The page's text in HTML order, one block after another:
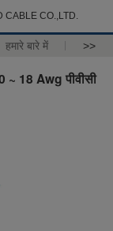
CABLE CO.,LTD.
हमारे बारे में >>
18 Awg पीवीसी